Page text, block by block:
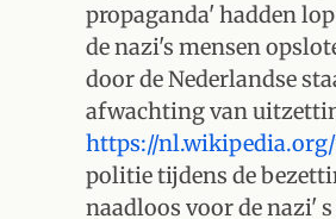
propaganda' hadden
de nazi's mensen
door de Nederlandse
afwachting van
https://
politie tijdens de
naadloos voor de nazi'